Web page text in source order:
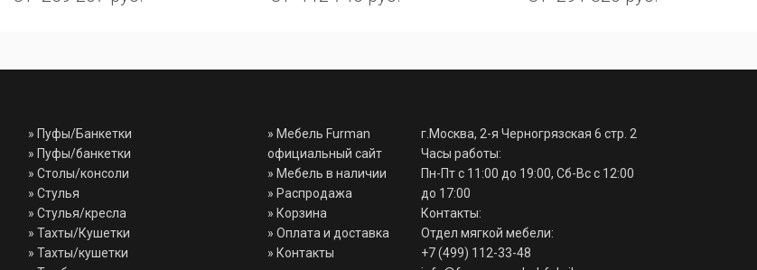
» Пуфы/Банкетки
» Пуфы/банкетки
» Столы/консоли
» Стулья
» Стулья/кресла
» Тахты/Кушетки
» Тахты/кушетки
» Мебель Furman
официальный сайт
» Мебель в наличии
» Распродажа
» Корзина
» Оплата и доставка
» Контакты
г.Москва, 2-я Черногрязская 6 стр. 2
Часы работы:
Пн-Пт с 11:00 до 19:00, Сб-Вс с 12:00
до 17:00
Контакты:
Отдел мягкой мебели:
+7 (499) 112-33-48